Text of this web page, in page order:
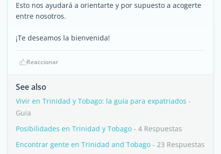
Esto nos ayudará a orientarte y por supuesto a acogerte
entre nosotros.
¡Te deseamos la bienvenida!
Reaccionar
See also
Vivir en Trinidad y Tobago: la guía para expatriados -
Guia
Posibilidades en Trinidad y Tobago - 4 Respuestas
Encontrar gente en Trinidad and Tobago - 23 Respuestas